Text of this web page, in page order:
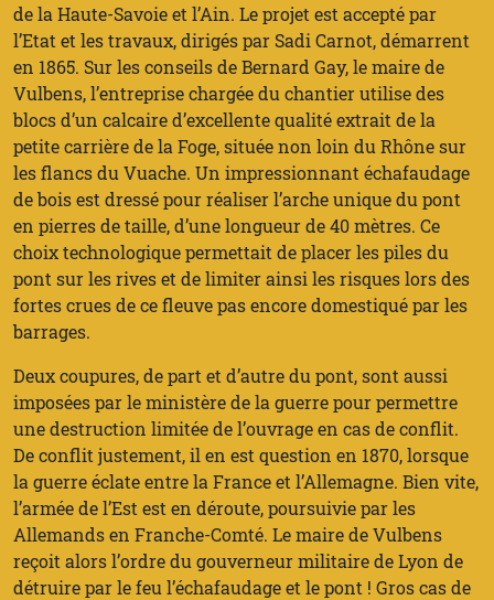
de la Haute-Savoie et l’Ain. Le projet est accepté par
l’Etat et les travaux, dirigés par Sadi Carnot, démarrent
en 1865. Sur les conseils de Bernard Gay, le maire de
Vulbens, l’entreprise chargée du chantier utilise des
blocs d’un calcaire d’excellente qualité extrait de la
petite carrière de la Foge, située non loin du Rhône sur
les flancs du Vuache. Un impressionnant échafaudage
de bois est dressé pour réaliser l’arche unique du pont
en pierres de taille, d’une longueur de 40 mètres. Ce
choix technologique permettait de placer les piles du
pont sur les rives et de limiter ainsi les risques lors des
fortes crues de ce fleuve pas encore domestiqué par les
barrages.
Deux coupures, de part et d’autre du pont, sont aussi
imposées par le ministère de la guerre pour permettre
une destruction limitée de l’ouvrage en cas de conflit.
De conflit justement, il en est question en 1870, lorsque
la guerre éclate entre la France et l’Allemagne. Bien vite,
l’armée de l’Est est en déroute, poursuivie par les
Allemands en Franche-Comté. Le maire de Vulbens
reçoit alors l’ordre du gouverneur militaire de Lyon de
détruire par le feu l’échafaudage et le pont ! Gros cas de